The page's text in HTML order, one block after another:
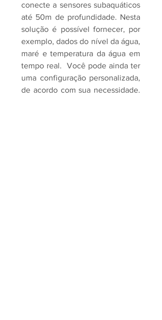
conecte a sensores subaquáticos
até 50m de profundidade. Nesta
solução é possível fornecer, por
exemplo, dados do nível da água,
maré e temperatura da água em
tempo real. Você pode ainda ter
uma configuração personalizada,
de acordo com sua necessidade.